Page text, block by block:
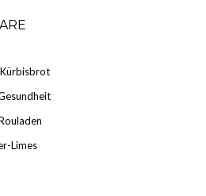
Kürbisbrot
Limes